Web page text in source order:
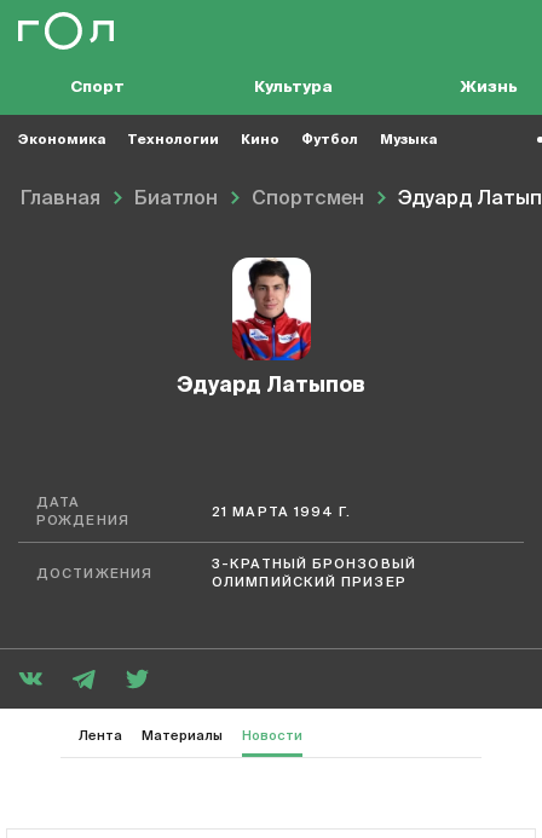
Спорт Культура Жизнь
Экономика Технологии Кино Футбол Музыка
Главная Биатлон Спортсмен Эдуард
Эдуард Латыпов
ДАТА
РОЖДЕНИЯ
21 МАРТА 1994 Г.
ДОСТИЖЕНИЯ
3-КРАТНЫЙ БРОНЗОВЫЙ
ОЛИМПИЙСКИЙ ПРИЗЕР
Лента Материалы Новости